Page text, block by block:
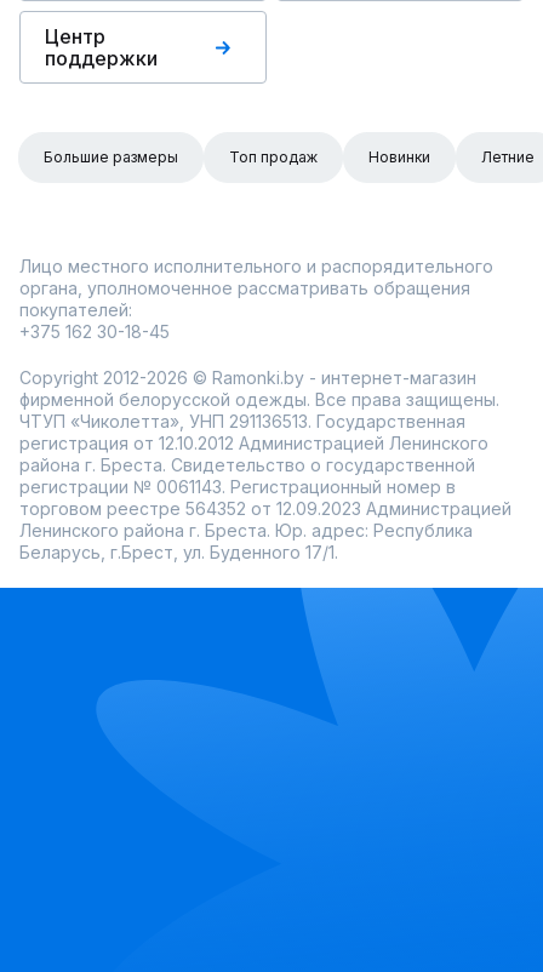
Центр
поддержки
Большие размеры Топ продаж Новинки Летние
Лицо местного исполнительного и распорядительного
органа, уполномоченное рассматривать обращения
покупателей:
+375 162 30-18-45
Copyright 2012-2026 © Ramonki.by - интернет-магазин
фирменной белорусской одежды. Все права защищены.
ЧТУП «Чиколетта», УНП 291136513. Государственная
регистрация от 12.10.2012 Администрацией Ленинского
района г. Бреста. Свидетельство о государственной
регистрации № 0061143. Регистрационный номер в
торговом реестре 564352 от 12.09.2023 Администрацией
Ленинского района г. Бреста. Юр. адрес: Республика
Беларусь, г.Брест, ул. Буденного 17/1.